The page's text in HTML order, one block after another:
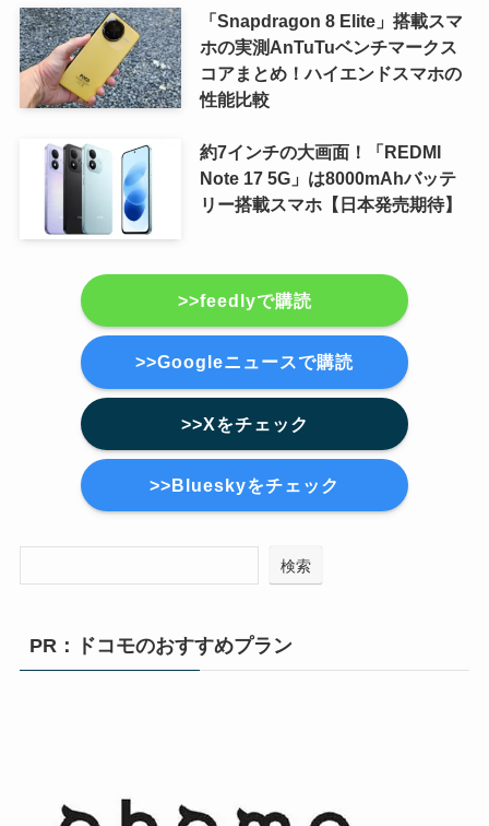
「Snapdragon 8 Elite」搭載スマ
ホの実測AnTuTuベンチマークス
コアまとめ！ハイエンドスマホの
性能比較
約7インチの大画面！「REDMI
Note 17 5G」は8000mAhバッテ
リー搭載スマホ【日本発売期待】
>>feedlyで購読
>>Googleニュースで購読
>>Xをチェック
>>Blueskyをチェック
検索
PR：ドコモのおすすめプラン